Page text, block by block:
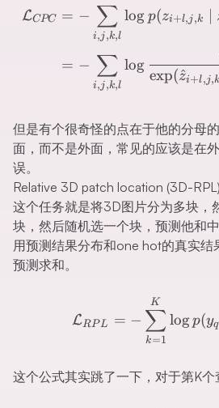
LCPC = −
i,j,k,l
∑ log p(zi+l,j ,k ∣
= −
i,j ,k,l
∑ log
exp(z
^i+l,j,k
但是有个很奇怪的点在于他的分母
面，而不是外面，常见的应该是在
误。
Relative 3D patch location (3D-RPL)
这个任务就是将3D图片分为多块，
块，然后随机选一个块，预测他和
用预测结果分布和one hot的真实结
预测求和。
LRPL = −
k=1
∑
K
logp(yq
这个公式其实跳了一下，对于第K